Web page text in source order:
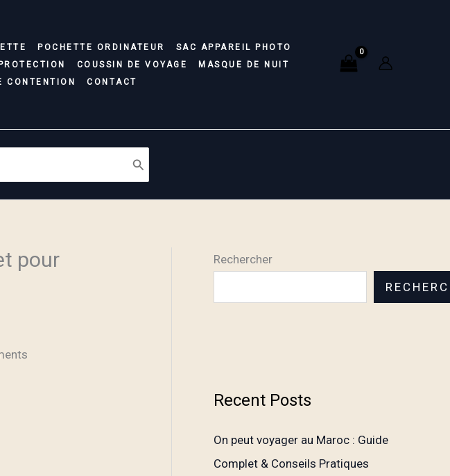
POCHETTE ORDINATEUR
SAC APPAREIL PHOTO
COUSSIN DE VOYAGE
MASQUE DE NUIT
CONTENTION CONTACT
pour
Rechercher
Recent Posts
On peut voyager au Maroc : Guide
Complet & Conseils Pratiques